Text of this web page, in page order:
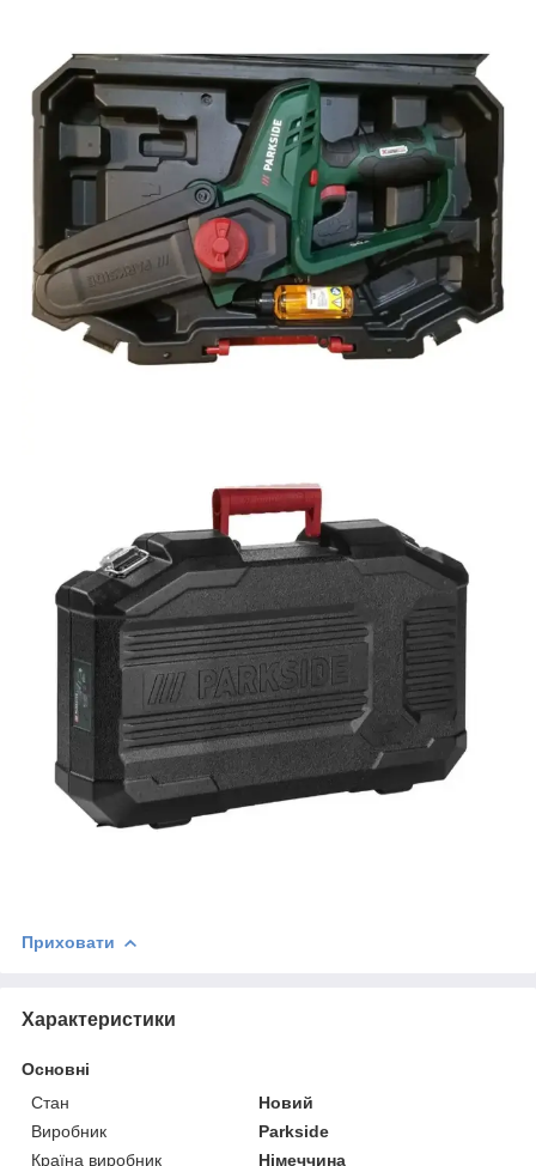
Приховати
Характеристики
Основні
Стан
Новий
Виробник
Parkside
Країна виробник
Німеччина